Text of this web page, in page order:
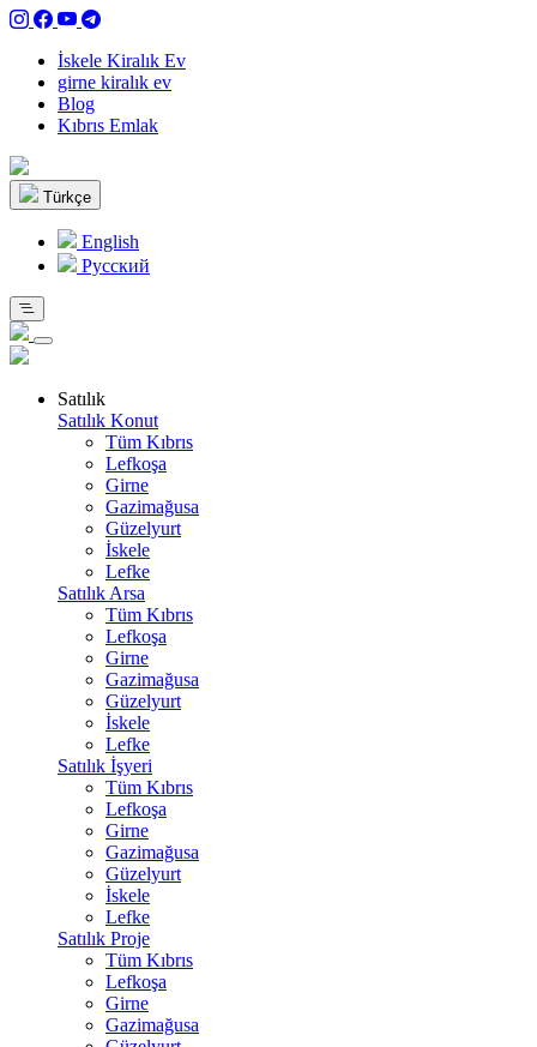
İskele Kiralık Ev
girne kiralık ev
Blog
Kıbrıs Emlak
Türkçe
English
Pусский
Satılık
Satılık Konut
Tüm Kıbrıs
Lefkoşa
Girne
Gazimağusa
Güzelyurt
İskele
Lefke
Satılık Arsa
Tüm Kıbrıs
Lefkoşa
Girne
Gazimağusa
Güzelyurt
İskele
Lefke
Satılık İşyeri
Tüm Kıbrıs
Lefkoşa
Girne
Gazimağusa
Güzelyurt
İskele
Lefke
Satılık Proje
Tüm Kıbrıs
Lefkoşa
Girne
Gazimağusa